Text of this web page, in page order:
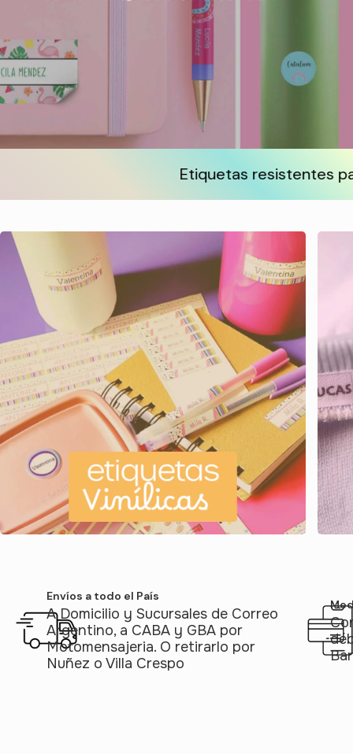
Etiquetas resistentes para
Envíos a todo el País
A Domicilio y Sucursales de Correo
Argentino, a CABA y GBA por
Motomensajeria. O retirarlo por
Nuñez o Villa Crespo